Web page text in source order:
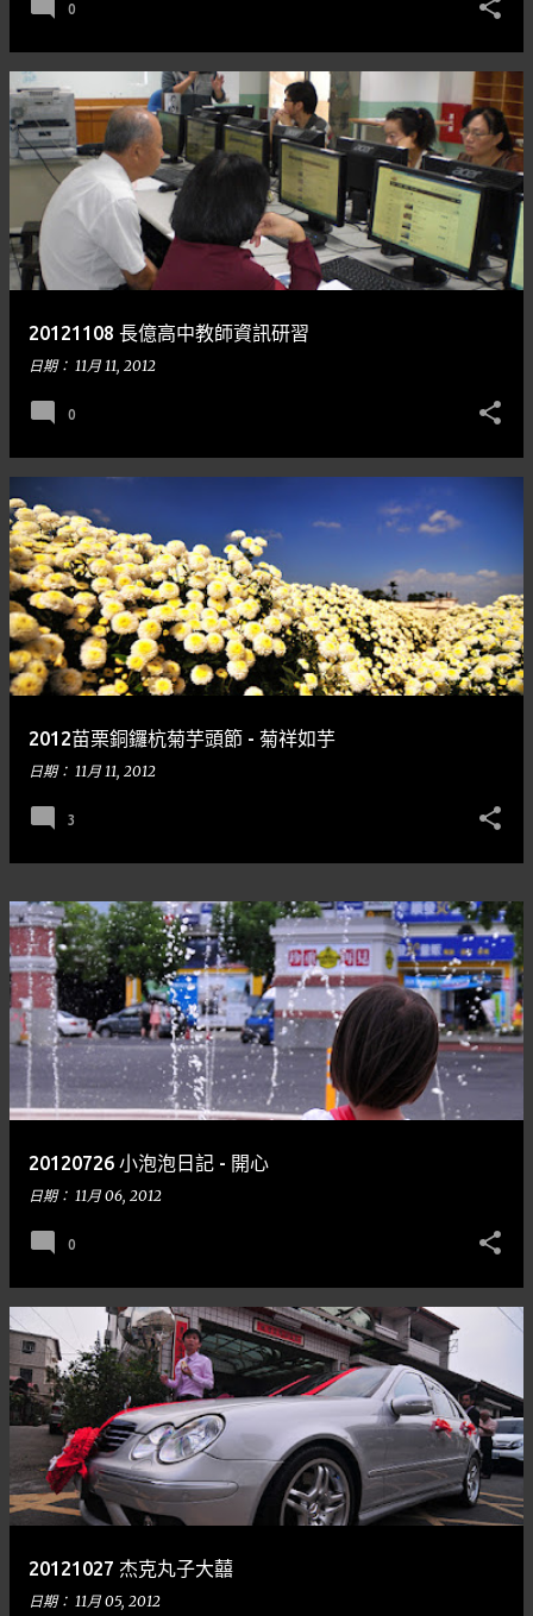
0
20121108 長億高中教師資訊研習
日期： 11月 11, 2012
0
2012苗栗銅鑼杭菊芋頭節 - 菊祥如芋
日期： 11月 11, 2012
3
20120726 小泡泡日記 - 開心
日期： 11月 06, 2012
0
20121027 杰克丸子大囍
日期： 11月 05, 2012